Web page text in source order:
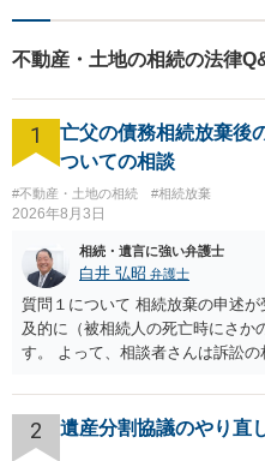
不動産・土地の相続の法律
1
亡父の債務相続放棄後
ついての相談
#不動産・土地の相続 #相続放棄
2026年8月3日
相続・遺言に強い弁護士
白井 弘昭 弁護士
質問１について 相続放棄の申述
及的に（被相続人の死亡時にさか
す。 よって、相談者さんは訴訟
理証明を家庭裁判所で取得し、コ
してください。 質問２について
ば、第１回期日は出席する必要
2 遺産分割協議のやり直